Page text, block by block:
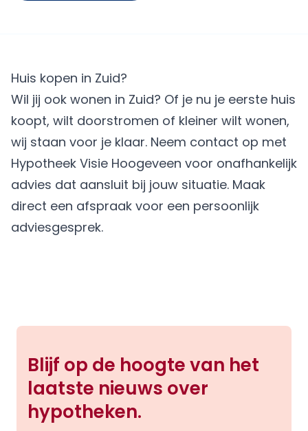
Huis kopen in Zuid?
Wil jij ook wonen in Zuid? Of je nu je eerste huis
koopt, wilt doorstromen of kleiner wilt wonen,
wij staan voor je klaar. Neem contact op met
Hypotheek Visie Hoogeveen voor onafhankelijk
advies dat aansluit bij jouw situatie. Maak
direct een afspraak voor een persoonlijk
adviesgesprek.
Blijf op de hoogte van het
laatste nieuws over
hypotheken.